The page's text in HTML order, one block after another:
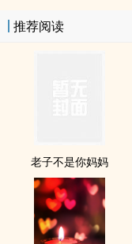
推荐阅读
老子不是你妈妈